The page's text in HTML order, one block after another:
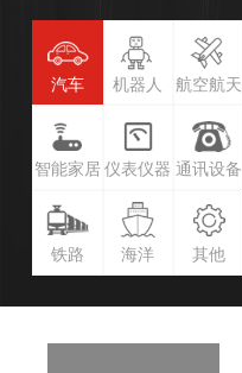
汽车 机器人 航空航天
智能家居 仪表仪器 通讯设备
铁路 海洋 其他